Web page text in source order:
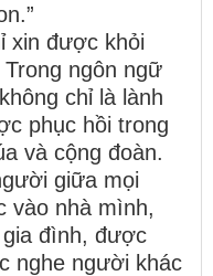
xin được khỏi
ngôn ngữ
chỉ là lành
phục hồi trong
và cộng đoàn.
giữa mọi
vào nhà mình,
đình, được
nghe người khác